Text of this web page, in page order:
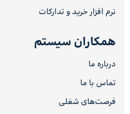
نرم افزار خرید و تدارکات
همکاران سیستم
درباره ما
تماس با ما
فرصت‌های شغلی